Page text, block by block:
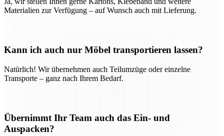
Materialien zur Verfügung – auf Wunsch auch mit Lieferung.
Kann ich auch nur Möbel transportieren lassen?
Natürlich! Wir übernehmen auch Teilumzüge oder einzelne
Transporte – ganz nach Ihrem Bedarf.
Übernimmt Ihr Team auch das Ein- und
Auspacken?